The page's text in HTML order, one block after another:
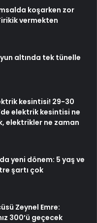
koşarken zor
vermekten
altında tek tünelle
kesintisi! 29-30
elektrik kesintisi ne
elektrikler ne zaman
yeni dönem: 5 yaş ve
şartı çok
Zeynel Emre:
300’ü geçecek